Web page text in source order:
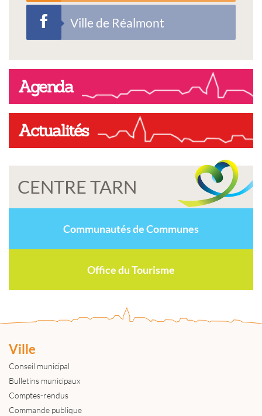
Ville de Réalmont
Agenda
Actualités
CENTRE TARN
Communautés de Communes
Office du Tourisme
Ville
Conseil municipal
Bulletins municipaux
Comptes-rendus
Commande publique